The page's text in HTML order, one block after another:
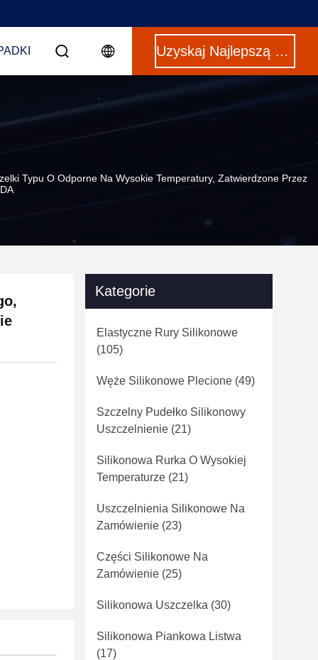
Uzyskaj Najlepszą Cenę
Typu O Odporne Na Wysokie Temperatury, Zatwierdzone Przez
Kategorie
Elastyczne Rury Silikonowe
(105)
Węże Silikonowe Plecione (49)
Szczelny Pudełko Silikonowy
Uszczelnienie (21)
Silikonowa Rurka O Wysokiej
Temperaturze (21)
Uszczelnienia Silikonowe Na
Zamówienie (23)
Części Silikonowe Na
Zamówienie (25)
Silikonowa Uszczelka (30)
Silikonowa Piankowa Listwa
(17)